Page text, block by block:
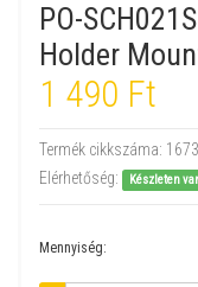
PO-
Holder
1 490 Ft
Termék cikkszáma: 1673
Elérhetőség:
Készleten
Mennyiség: